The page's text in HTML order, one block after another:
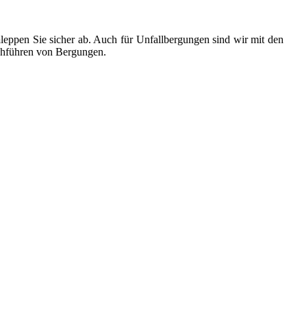
Sie sicher ab. Auch für Unfallbergungen sind wir mit den
von Bergungen.